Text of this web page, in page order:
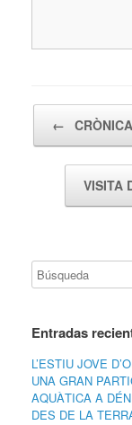
←
VISITA
Entradas
L’ESTIU JOVE
UNA GRAN
AQUÀTICA A
DES DE LA